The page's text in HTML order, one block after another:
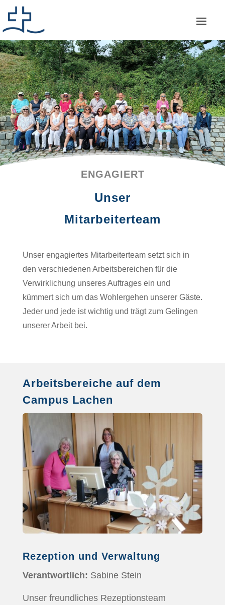
ENGAGIERT
Unser
Mitarbeiterteam
Unser engagiertes Mitarbeiterteam setzt sich in
den verschiedenen Arbeitsbereichen für die
Verwirklichung unseres Auftrages ein und
kümmert sich um das Wohlergehen unserer Gäste.
Jeder und jede ist wichtig und trägt zum Gelingen
unserer Arbeit bei.
Arbeitsbereiche auf dem
Campus Lachen
Rezeption und Verwaltung
Verantwortlich: Sabine Stein
Unser freundliches Rezeptionsteam